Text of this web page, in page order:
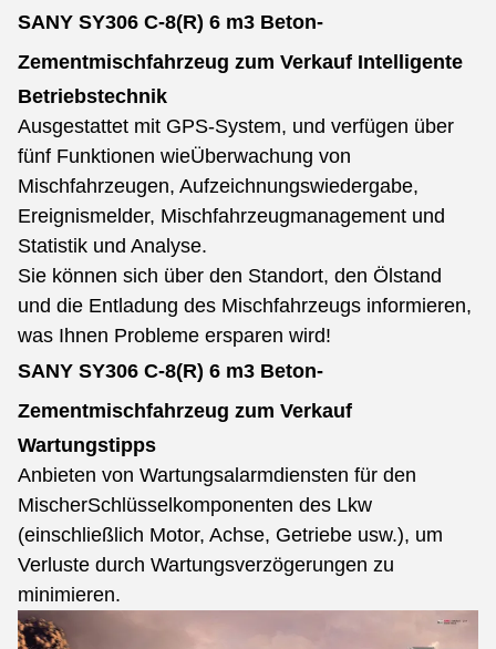
SANY SY306 C-8(R) 6 m3 Beton-
Zementmischfahrzeug zum Verkauf Intelligente
Betriebstechnik
Ausgestattet mit GPS-System, und verfügen über
fünf Funktionen wieÜberwachung von
Mischfahrzeugen, Aufzeichnungswiedergabe,
Ereignismelder, Mischfahrzeugmanagement und
Statistik und Analyse.
Sie können sich über den Standort, den Ölstand
und die Entladung des Mischfahrzeugs informieren,
was Ihnen Probleme ersparen wird!
SANY SY306 C-8(R) 6 m3 Beton-
Zementmischfahrzeug zum Verkauf
Wartungstipps
Anbieten von Wartungsalarmdiensten für den
MischerSchlüsselkomponenten des Lkw
(einschließlich Motor, Achse, Getriebe usw.), um
Verluste durch Wartungsverzögerungen zu
minimieren.